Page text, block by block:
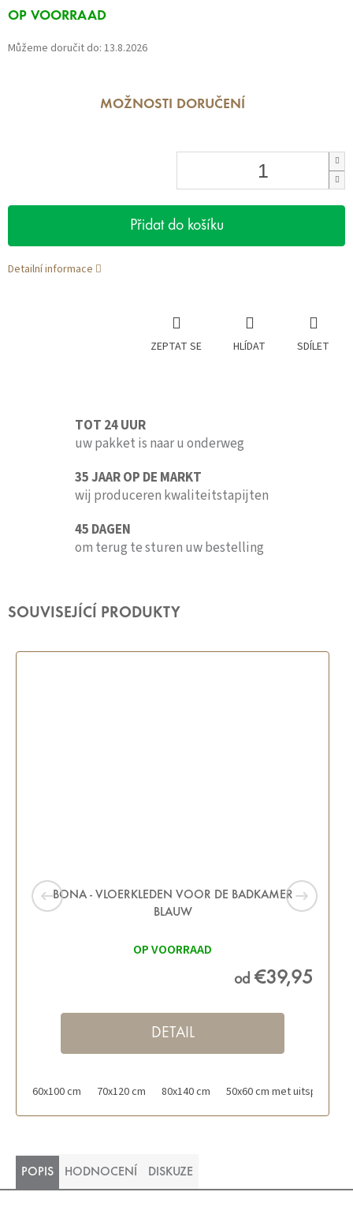
Měrná
OP VOORRAAD
Můžeme doručit do: 13.8.2026
MOŽNOSTI DORUČENÍ
Přidat do košíku
Detailní informace
ZEPTAT SE HLÍDAT SDÍLET
TOT 24 UUR
uw pakket is naar u onderweg
35 JAAR OP DE MARKT
wij produceren kwaliteitstapijten
45 DAGEN
om terug te sturen uw bestelling
SOUVISEJÍCÍ PRODUKTY
BONA - VLOERKLEDEN VOOR DE BADKAMER
BLAUW
OP VOORRAAD
od €39,95
DETAIL
60x100 cm 70x120 cm 80x140 cm 50x60 cm met uitsparing
POPIS HODNOCENÍ DISKUZE